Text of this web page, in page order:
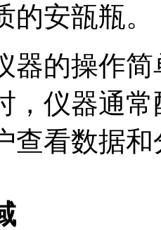
的安瓿瓶。
器的操作
，仪器通
查看数据